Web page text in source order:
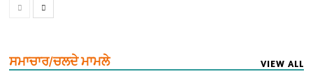
ਸਮਾਚਾਰ/ਚਲਦੇ ਮਾਮਲੇ VIEW ALL